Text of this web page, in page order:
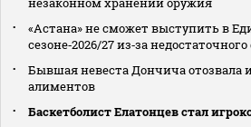
«Астана» не сможет выступить в
сезоне‑2026/27 из‑за
Бывшая невеста Дончича отозвала
алиментов
Баскетболист Елатонцев стал